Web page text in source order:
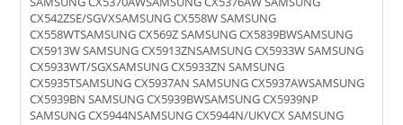
CX542ZSE/SGVXSAMSUNG CX558W SAMSUNG
CX558WTSAMSUNG CX569Z SAMSUNG CX5839BWSAMSUNG
CX5913W SAMSUNG CX5913ZNSAMSUNG CX5933W SAMSUNG
CX5933WT/SGXSAMSUNG CX5933ZN SAMSUNG
CX5935TSAMSUNG CX5937AN SAMSUNG CX5937AWSAMSUNG
CX5939BN SAMSUNG CX5939BWSAMSUNG CX5939NP
SAMSUNG CX5944NSAMSUNG CX5944N/UKVCX SAMSUNG